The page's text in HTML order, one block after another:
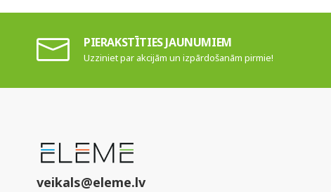
PIERAKSTĪTIES JAUNUMIEM
Uzziniet par akcijām un izpārdošanām pirmie!
veikals@eleme.lv